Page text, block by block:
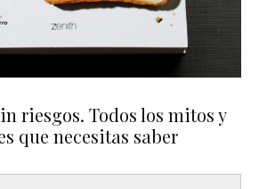
riesgos. Todos los mitos y
que necesitas saber